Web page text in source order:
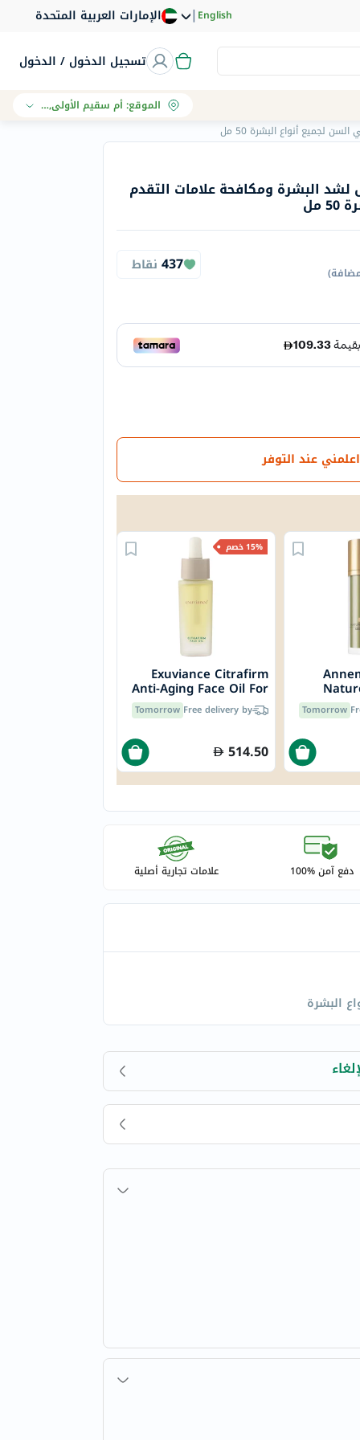
الإمارات العربية المتحدة |English
تسجيل الدخول / الدخول
الموقع:أم سقيم الأولى, دبي
أنواع البشرة 50 مل
البشرة ومكافحة علامات التقدم
)
437 نقاط
اعلمني عند التوفر
15% خصم
Exuviance Citrafirm
Anti-Aging Face Oil For
All Skin Types 27ml
Free delivery by
Tomorrow
514.50
Tomorrow
دفع آمن %100 علامات تجارية أصلية
البشرة